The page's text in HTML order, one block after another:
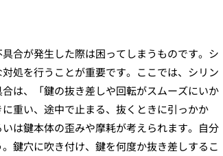
合が発生した際は困ってしまうものです。シ
処を行うことが重要です。ここでは、シリン
は、「鍵の抜き差しや回転がスムーズにいか
重い、途中で止まる、抜くときに引っかか
は鍵本体の歪みや摩耗が考えられます。自分
鍵穴に吹き付け、鍵を何度か抜き差しするこ